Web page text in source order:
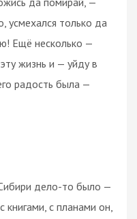
усмехался только да
Ещё несколько —
жизнь и — уйду в
радость была —
дело-то было —
книгами, с планами он,